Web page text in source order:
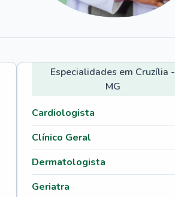
Especialidades em Cruzília -
MG
Cardiologista
Clínico Geral
Dermatologista
Geriatra